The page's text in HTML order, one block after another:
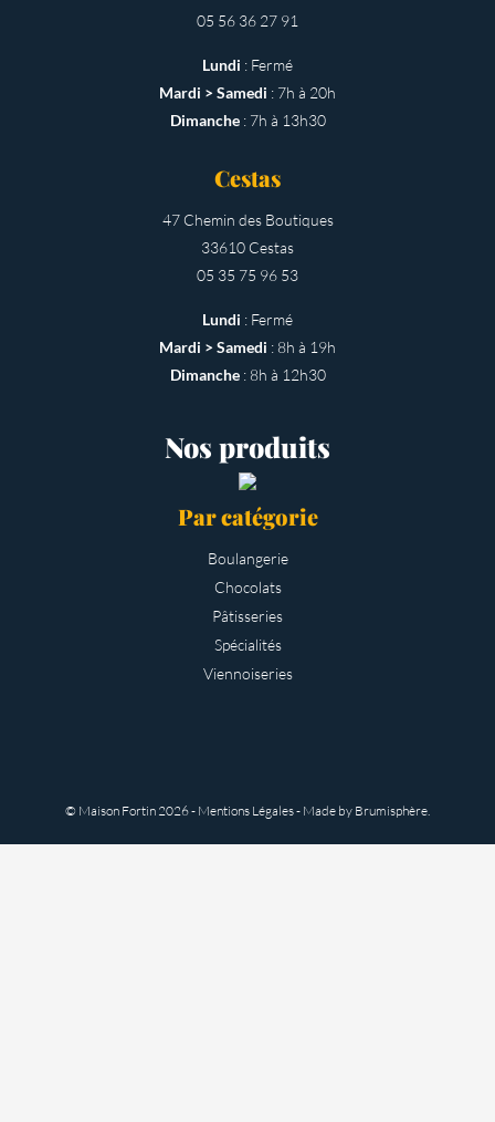
05 56 36 27 91
Lundi : Fermé
Mardi > Samedi : 7h à 20h
Dimanche: 7h à 13h30
Cestas
47 Chemin des Boutiques
33610 Cestas
05 35 75 96 53
Lundi : Fermé
Mardi > Samedi : 8h à 19h
Dimanche: 8h à 12h30
Nos produits
Par catégorie
Boulangerie
Chocolats
Pâtisseries
Spécialités
Viennoiseries
© Maison Fortin 2026 - Mentions Légales- Made by Brumisphère